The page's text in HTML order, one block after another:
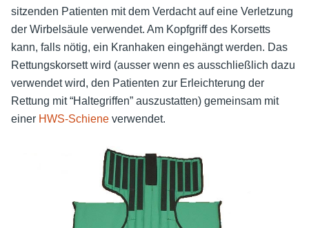
sitzenden Patienten mit dem Verdacht auf eine Verletzung
der Wirbelsäule verwendet. Am Kopfgriff des Korsetts
kann, falls nötig, ein Kranhaken eingehängt werden. Das
Rettungskorsett wird (ausser wenn es ausschließlich dazu
verwendet wird, den Patienten zur Erleichterung der
Rettung mit “Haltegriffen” auszustatten) gemeinsam mit
einer HWS-Schiene verwendet.